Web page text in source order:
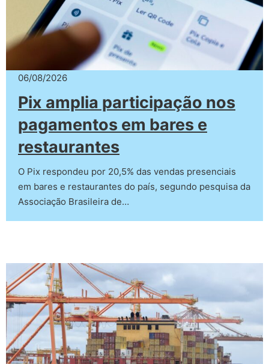
06/08/2026
Pix amplia participação nos
pagamentos em bares e
restaurantes
O Pix respondeu por 20,5% das vendas presenciais
em bares e restaurantes do país, segundo pesquisa da
Associação Brasileira de…